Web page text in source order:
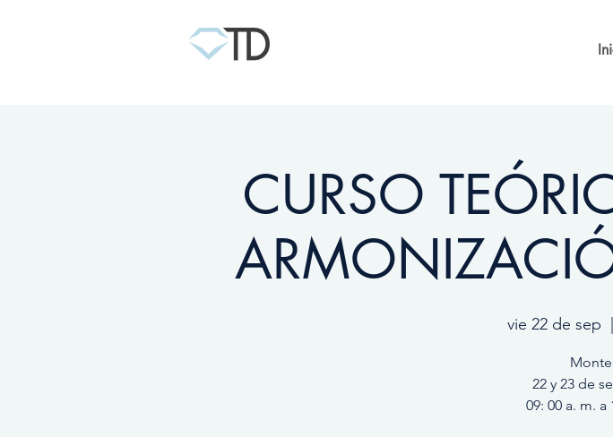
CURSO
vie 22 de sep
22 y 23 de
09: 00 a. m. a